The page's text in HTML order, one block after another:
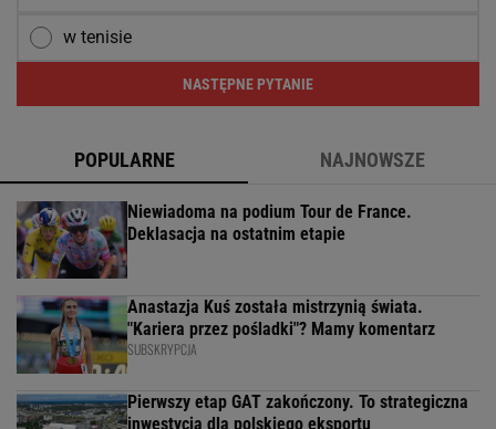
w tenisie
NASTĘPNE PYTANIE
POPULARNE NAJNOWSZE
Niewiadoma na podium Tour de France.
Deklasacja na ostatnim etapie
Anastazja Kuś została mistrzynią świata.
"Kariera przez pośladki"? Mamy komentarz
SUBSKRYPCJA
Pierwszy etap GAT zakończony. To strategiczna
inwestycja dla polskiego eksportu